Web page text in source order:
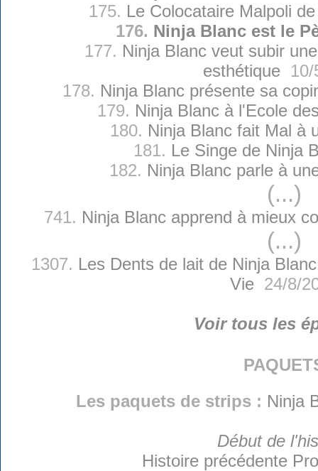
175. Le Colocataire Malpoli
176. Ninja Blanc est le
177. Ninja Blanc veut subir
esthétique 10/
178. Ninja Blanc présente sa
179. Ninja Blanc à l'Ecole
180. Ninja Blanc fait Mal à
181. Le Singe de Ninja
182. Ninja Blanc parle à
(...)
741. Ninja Blanc apprend à mieux
(...)
1307. Les Dents de lait de Ninja
Vie24/8/
Voir tous les
Les paquets de strips : Ninja
Début de
Histoire précédente